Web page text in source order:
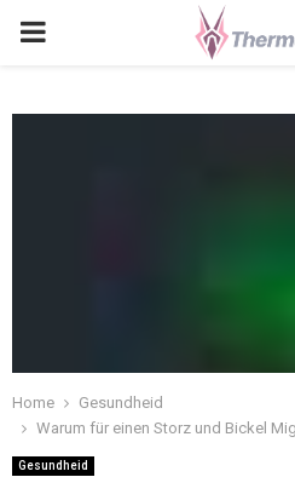
PRIMARY
Home
Gesundheid
Warum für einen Storz und Bickel
Gesundheid